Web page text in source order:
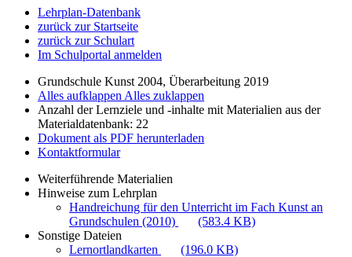
Lehrplan-Datenbank
zurück zur Startseite
zurück zur Schulart
Im Schulportal anmelden
Grundschule Kunst 2004, Überarbeitung 2019
Alles aufklappen Alles zuklappen
Anzahl der Lernziele und -inhalte mit Materialien aus der
Materialdatenbank: 22
Dokument als PDF herunterladen
Kontaktformular
Weiterführende Materialien
Hinweise zum Lehrplan
Handreichung für den Unterricht im Fach Kunst an
Grundschulen (2010)
(583.4 KB)
Sonstige Dateien
Lernortlandkarten
(196.0 KB)